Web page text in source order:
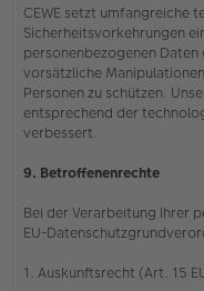
CEWE setzt umfangreiche
Sicherheitsvorkehrungen
personenbezogenen
vorsätzliche
Personen zu schützen.
entsprechend der
verbessert.
9. Betroffenenrechte
Bei der Verarbeitung Ihrer
EU-
1. Auskunftsrecht (Art. 15